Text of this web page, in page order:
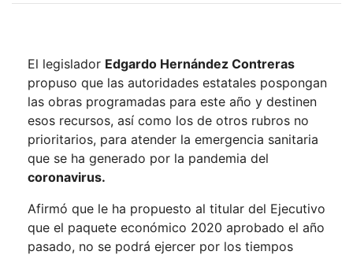
El legislador Edgardo Hernández Contreras
propuso que las autoridades estatales pospongan
las obras programadas para este año y destinen
esos recursos, así como los de otros rubros no
prioritarios, para atender la emergencia sanitaria
que se ha generado por la pandemia del
coronavirus.
Afirmó que le ha propuesto al titular del Ejecutivo
que el paquete económico 2020 aprobado el año
pasado, no se podrá ejercer por los tiempos